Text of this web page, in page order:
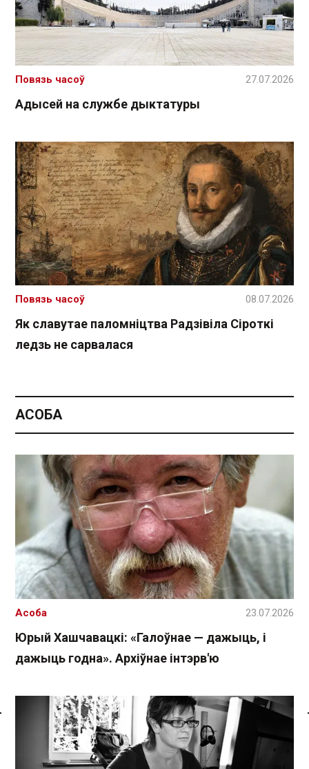
Спасылка без VPN
Адысей на службе дыктатуры
Повязь часоў 27.07.2026
Як славутае паломніцтва Радзівіла Сіроткі
ледзь не сарвалася
Повязь часоў 08.07.2026
АСОБА
Юрый Хашчавацкі: «Галоўнае — дажыць, і
дажыць годна». Архіўнае інтэрв'ю
Асоба 23.07.2026